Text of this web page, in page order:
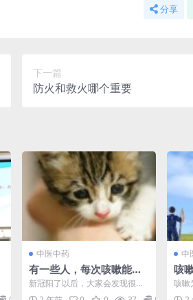
分享
下一篇
防火和救火哪个重要
中医中药
有一些人，每次咳嗽能持
续很长时间
新冠阳了以后，大家会发现很多
人动不动就容易咳嗽，还有一些
中
咳
咳嗽‬
咳‬